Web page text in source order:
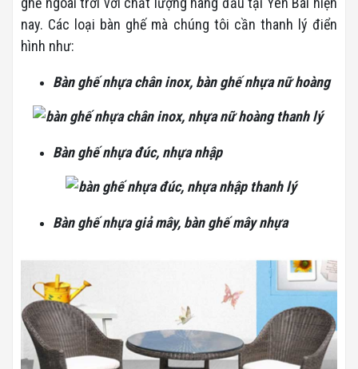
nay. Các loại bàn ghế mà chúng tôi cần thanh lý điển
hình như:
Bàn ghế nhựa chân inox, bàn ghế nhựa nữ hoàng
Bàn ghế nhựa đúc, nhựa nhập
Bàn ghế nhựa giả mây, bàn ghế mây nhựa